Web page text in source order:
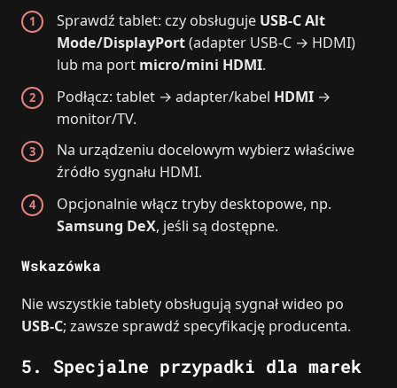
Sprawdź tablet: czy obsługuje USB‑C Alt
Mode/DisplayPort(adapter USB‑C → HDMI)
lub ma port micro/mini HDMI.
Podłącz: tablet → adapter/kabel HDMI →
monitor/TV.
Na urządzeniu docelowym wybierz właściwe
źródło sygnału HDMI.
Opcjonalnie włącz tryby desktopowe, np.
Samsung DeX, jeśli są dostępne.
Wskazówka
Nie wszystkie tablety obsługują sygnał wideo po
USB‑C; zawsze sprawdź specyfikację producenta.
5. Specjalne przypadki dla marek